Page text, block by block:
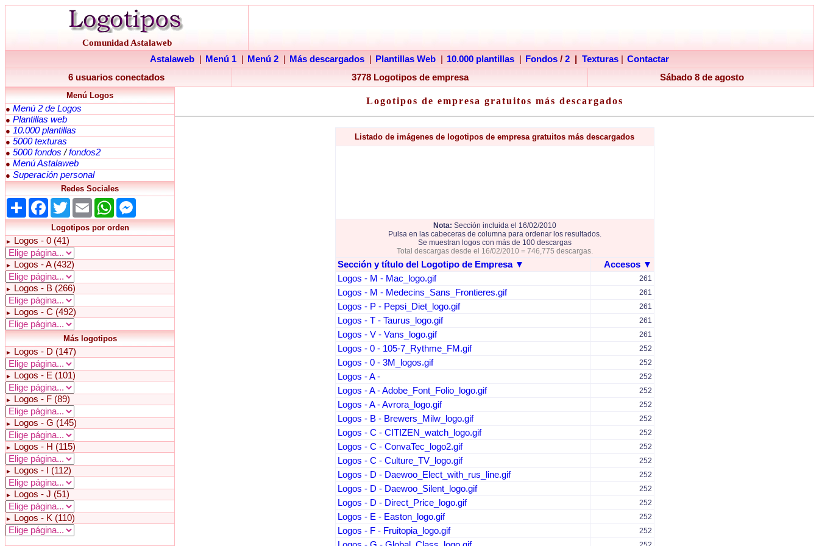
Comunidad Astalaweb
Astalaweb
Menú 1 Menú 2 Más descargados Plantillas Web 10.000 plantillas Fondos / 2 Texturas
Contactar
6 usuarios conectados
3778 Logotipos de empresa Sábado 8 de agosto
Menú Logos
● Menú 2 de Logos
● Plantillas web
● 10.000 plantillas
● 5000 texturas
● 5000 fondos /fondos2
● Menú Astalaweb
● Superación personal
Redes Sociales
Share Facebook
TwitterEmail WhatsApp
Logotipos por orden
► Logos - 0 (41)
► Logos - A (432)
► Logos - B (266)
► Logos - C (492)
Más logotipos
► Logos - D (147)
► Logos - E (101)
► Logos - F (89)
► Logos - G (145)
► Logos - H (115)
► Logos - I (112)
► Logos - J (51)
► Logos - K (110)
Logotipos de empresa gratuitos más descargados
Listado de imágenes de logotipos de empresa gratuitos más descargados
Nota: Sección incluida el 16/02/2010
Pulsa en las cabeceras de columna para ordenar los resultados.
Se muestran logos con más de 100 descargas
Total descargas desde el 16/02/2010 = 746,775 descargas.
Sección y título del Logotipo de Empresa ▼ Accesos ▼
Logos - M - Mac_logo.gif
261
Logos - M - Medecins_Sans_Frontieres.gif 261
Logos - P - Pepsi_Diet_logo.gif 261
Logos - T - Taurus_logo.gif 261
Logos - V - Vans_logo.gif 261
Logos - 0 - 105-7_Rythme_FM.gif 252
Logos - 0 - 3M_logos.gif 252
Logos - A - 252
Logos - A - Adobe_Font_Folio_logo.gif 252
Logos - A - Avrora_logo.gif 252
Logos - B - Brewers_Milw_logo.gif 252
Logos - C - CITIZEN_watch_logo.gif 252
Logos - C - ConvaTec_logo2.gif 252
Logos - C - Culture_TV_logo.gif 252
Logos - D - Daewoo_Elect_with_rus_line.gif 252
Logos - D - Daewoo_Silent_logo.gif 252
Logos - D - Direct_Price_logo.gif 252
Logos - E - Easton_logo.gif 252
Logos - F - Fruitopia_logo.gif 252